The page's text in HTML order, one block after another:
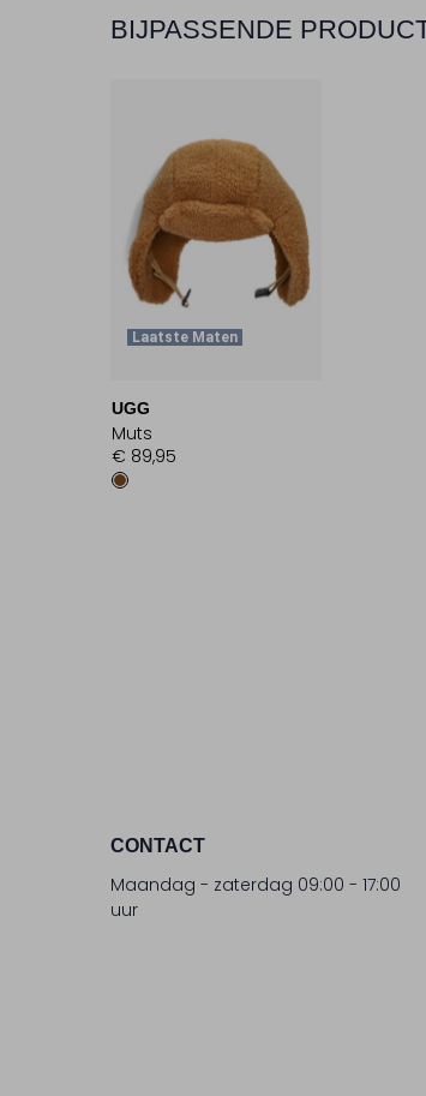
BIJPASSENDE
Laatste Maten
UGG
Muts
€ 89,95
CONTACT
Maandag - zaterdag 09:00 - 17:00
uur